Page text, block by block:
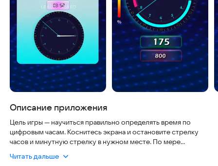
Описание приложения
Цель игры — научиться правильно определять время по
цифровым часам. Коснитесь экрана и остановите стрелку
часов и минутную стрелку в нужном месте. По мере
стрелок меняются. Это поможет развить внимание и
Читать дальше